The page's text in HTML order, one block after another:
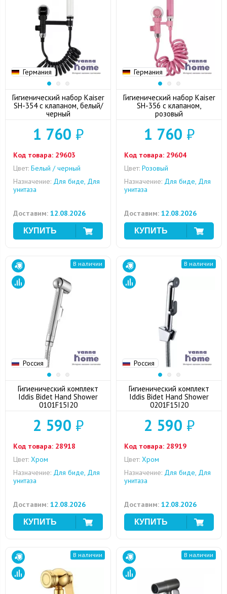
Германия
Гигиенический набор Kaiser
SH-354 с клапаном, белый/
черный
1 760 ₽
Код товара: 29603
Цвет: Белый / черный
Назначение: Для биде, Для
унитаза
Доставим: 12.08.2026
Германия
Гигиенический набор Kaiser
SH-356 с клапаном,
розовый
1 760 ₽
Код товара: 29604
Цвет: Розовый
Назначение: Для биде, Для
унитаза
Доставим: 12.08.2026
Россия
В наличии
Гигиенический комплект
Iddis Bidet Hand Shower
0101F15I20
2 590 ₽
Код товара: 28918
Цвет: Хром
Назначение: Для биде, Для
унитаза
Доставим: 12.08.2026
Россия
В наличии
Гигиенический комплект
Iddis Bidet Hand Shower
0201F15I20
2 590 ₽
Код товара: 28919
Цвет: Хром
Назначение: Для биде, Для
унитаза
Доставим: 12.08.2026
В наличии В наличии